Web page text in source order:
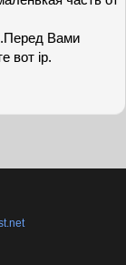
Вами
вот ip.